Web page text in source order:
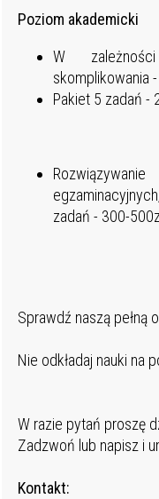
Poziom akademicki
W
skomplikowania
Pakiet 5 zadań -
zadań - 300-
Sprawdź naszą pełną
Nie odkładaj nauki na
W razie pytań proszę
Zadzwoń lub napisz i
Kontakt: